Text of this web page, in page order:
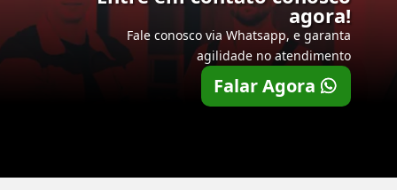
agora!
Fale conosco via Whatsapp, e garanta
agilidade no atendimento
Falar Agora